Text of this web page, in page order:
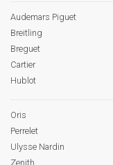
Audemars Piguet
Breitling
Breguet
Cartier
Hublot
Oris
Perrelet
Ulysse Nardin
Zenith